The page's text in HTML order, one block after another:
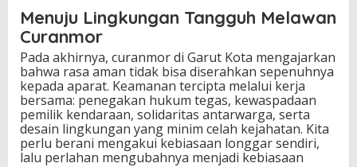
Menuju Lingkungan Tangguh Melawan
Curanmor
Pada akhirnya, curanmor di Garut Kota mengajarkan
bahwa rasa aman tidak bisa diserahkan sepenuhnya
kepada aparat. Keamanan tercipta melalui kerja
bersama: penegakan hukum tegas, kewaspadaan
pemilik kendaraan, solidaritas antarwarga, serta
desain lingkungan yang minim celah kejahatan. Kita
perlu berani mengakui kebiasaan longgar sendiri,
lalu perlahan mengubahnya menjadi kebiasaan